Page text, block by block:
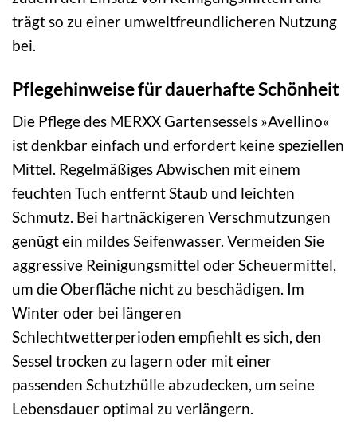
trägt so zu einer umweltfreundlicheren Nutzung
bei.
Pflegehinweise für dauerhafte Schönheit
Die Pflege des MERXX Gartensessels »Avellino«
ist denkbar einfach und erfordert keine speziellen
Mittel. Regelmäßiges Abwischen mit einem
feuchten Tuch entfernt Staub und leichten
Schmutz. Bei hartnäckigeren Verschmutzungen
genügt ein mildes Seifenwasser. Vermeiden Sie
aggressive Reinigungsmittel oder Scheuermittel,
um die Oberfläche nicht zu beschädigen. Im
Winter oder bei längeren
Schlechtwetterperioden empfiehlt es sich, den
Sessel trocken zu lagern oder mit einer
passenden Schutzhülle abzudecken, um seine
Lebensdauer optimal zu verlängern.